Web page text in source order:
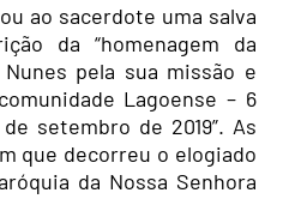
ao sacerdote uma salva
da “homenagem da
pela sua missão e
Lagoense – 6
setembro de 2019”. As
que decorreu o elogiado
da Nossa Senhora